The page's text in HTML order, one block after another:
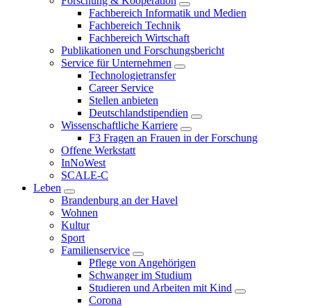
Fachbereich Informatik und Medien
Fachbereich Technik
Fachbereich Wirtschaft
Publikationen und Forschungsbericht
Service für Unternehmen
Technologietransfer
Career Service
Stellen anbieten
Deutschlandstipendien
Wissenschaftliche Karriere
F3 Fragen an Frauen in der Forschung
Offene Werkstatt
InNoWest
SCALE-C
Leben
Brandenburg an der Havel
Wohnen
Kultur
Sport
Familienservice
Pflege von Angehörigen
Schwanger im Studium
Studieren und Arbeiten mit Kind
Corona